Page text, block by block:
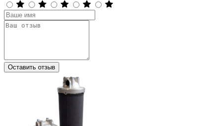
Оставить отзыв